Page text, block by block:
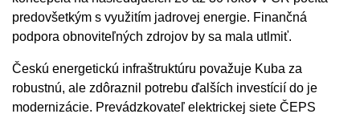
predovšetkým s využitím jadrovej energie. Finančná
podpora obnoviteľných zdrojov by sa mala utlmiť.
Českú energetickú infraštruktúru považuje Kuba za
robustnú, ale zdôraznil potrebu ďalších investícií do je
modernizácie. Prevádzkovateľ elektrickej siete ČEPS